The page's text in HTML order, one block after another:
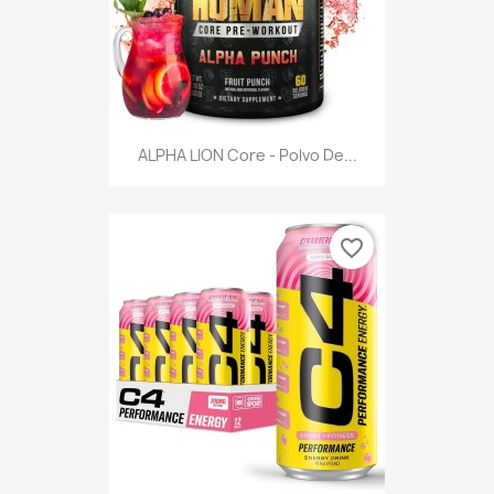
ALPHA LION Core - Polvo De...
favorite_border